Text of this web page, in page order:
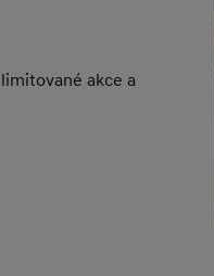
akce a